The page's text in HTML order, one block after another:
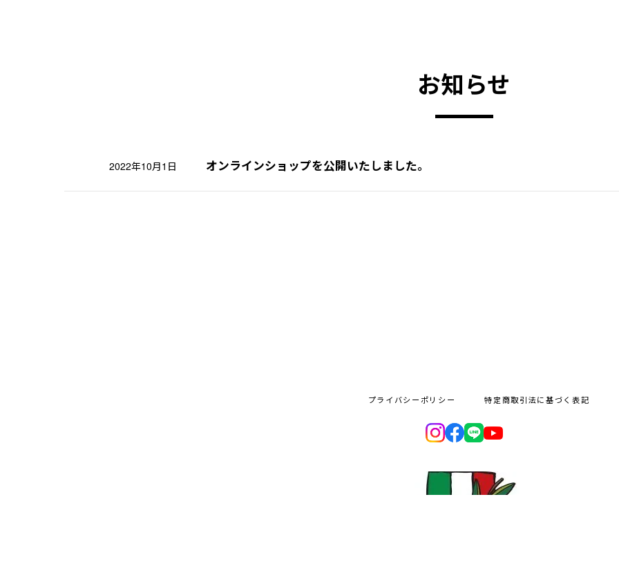
お知らせ
2022年10月1日 オンラインショップを公開いたしました。
プライバシーポリシー 特定商取引法に基づく表記